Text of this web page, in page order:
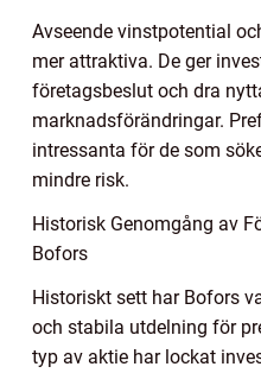
Avseende vinstpotential
mer attraktiva. De ger
företagsbeslut och dra
marknadsförändringar.
intressanta för de som
mindre risk.
Historisk Genomgång av
Bofors
Historiskt sett har Bofors
och stabila utdelning för
typ av aktie har lockat